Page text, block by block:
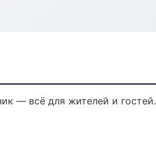
— всё для жителей и гостей.